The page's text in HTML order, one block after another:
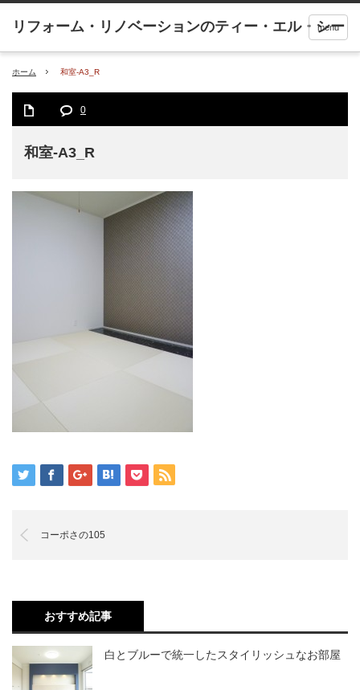
menu
ホーム 和室-A3_R
0
和室-A3_R
コーポさの105
おすすめ記事
白とブルーで統一したスタイリッシュなお部屋